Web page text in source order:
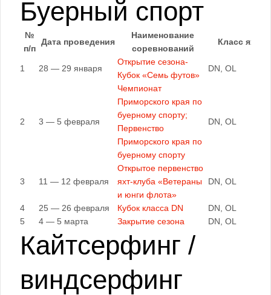
Буерный спорт
№
п/п
Дата проведения
Наименование
соревнований
Класс яхт
1 28 — 29 января
Открытие сезона-
Кубок «Семь футов»
DN, OL
2 3 — 5 февраля
Чемпионат
Приморского края по
буерному спорту;
Первенство
Приморского края по
буерному спорту
DN, OL
3 11 — 12 февраля
Открытое первенство
яхт-клуба «Ветераны
и юнги флота»
DN, OL
4 25 — 26 февраля Кубок класса DN
DN, OL
5
4 — 5 марта Закрытие сезона DN, OL
Кайтсерфинг /
виндсерфинг